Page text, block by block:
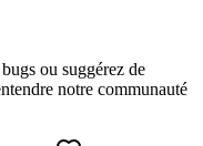
ou suggérez de
notre communauté